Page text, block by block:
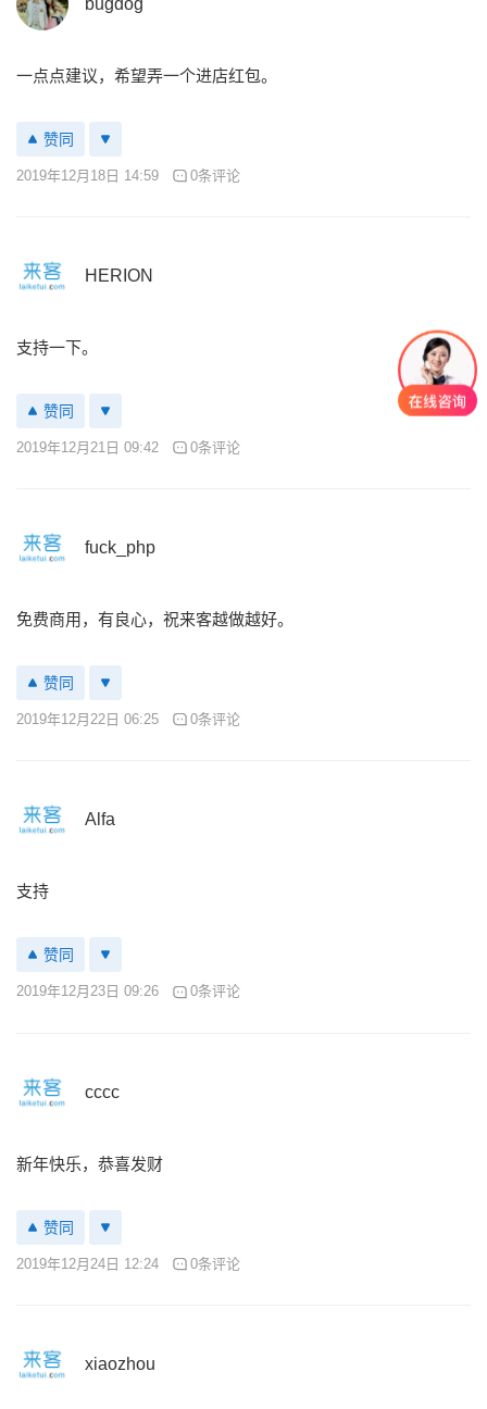
一点点建议，希望弄一个进店红包。
赞同
2019年12月18日 14:59 0条评论
HERION
支持一下。
赞同
2019年12月21日 09:42 0条评论
fuck_php
免费商用，有良心，祝来客越做越好。
赞同
2019年12月22日 06:25 0条评论
Alfa
支持
赞同
2019年12月23日 09:26 0条评论
cccc
新年快乐，恭喜发财
赞同
2019年12月24日 12:24 0条评论
xiaozhou